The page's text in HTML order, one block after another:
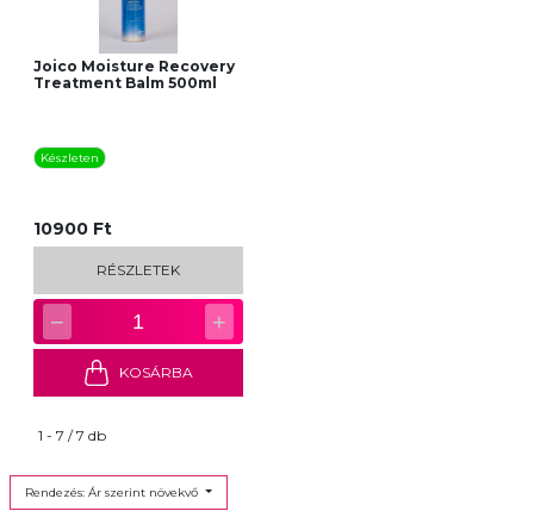
Joico Moisture Recovery
Treatment Balm 500ml
Készleten
10900 Ft
RÉSZLETEK
− 1 +
KOSÁRBA
1 - 7 / 7 db
Rendezés: Ár szerint növekvő